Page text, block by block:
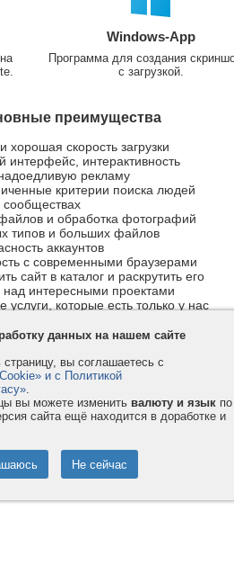
Windows-App
Программа для создания
с загрузкой.
преимущества
хорошая скорость загрузки
интерактивность
рекламу
критерии поиска людей
сообществах
и обработка фотографий
типов и больших файлов
аккаунтов
с современными браузерами
сайт в каталог и раскрутить его
интересными проектами
которые есть только у нас
Privacy и Cookie
Помощь
- Все права защищены.
данных на нашем сайте
вы соглашаетесь с
и с Политикой
.
вы можете изменить валюту и язык по
сайта ещё находится в доработке и